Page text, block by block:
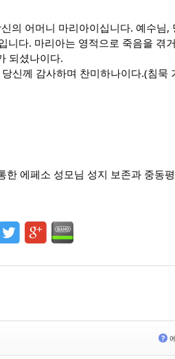
의 어머니 마리아이십니다. 예수님,
니다. 마리아는 영적으로 죽음을 겪
되셨나이다.
신께 감사하며 찬미하나이다.(침묵
에페소 성모님 성지 보존과 중동
?